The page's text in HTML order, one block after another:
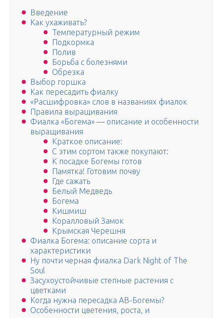
Введение
Как ухаживать?
Температурный режим
Подкормка
Полив
Борьба с болезнями
Обрезка
Выбор горшка
Как пересадить фиалку
«Расшифровка» слов в названиях фиалок
Правила выращивания
Фиалка «Богема» — описание и особенности
выращивания
Краткое описание:
С этим сортом также покупают:
К посадке Богемы готов
Памятка! Готовим почву
Где сажать
Белый Медведь
Богема
Кишмиш
Коралловый Замок
Крымская Черешня
Фиалка Богема: описание сорта и
характеристики
Ну почти черная фиалка Dark Night of The
Soul
Засухоустойчивые степные растения с
цветками
Когда нужна пересадка АВ-Богемы?
Особенности цветения, роста, и